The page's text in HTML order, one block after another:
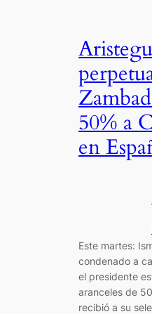
50% a
en
Este martes:
condenado a
el presidente
aranceles de
recibió a su